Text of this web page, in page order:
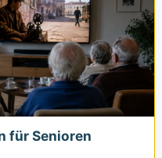
für Senioren